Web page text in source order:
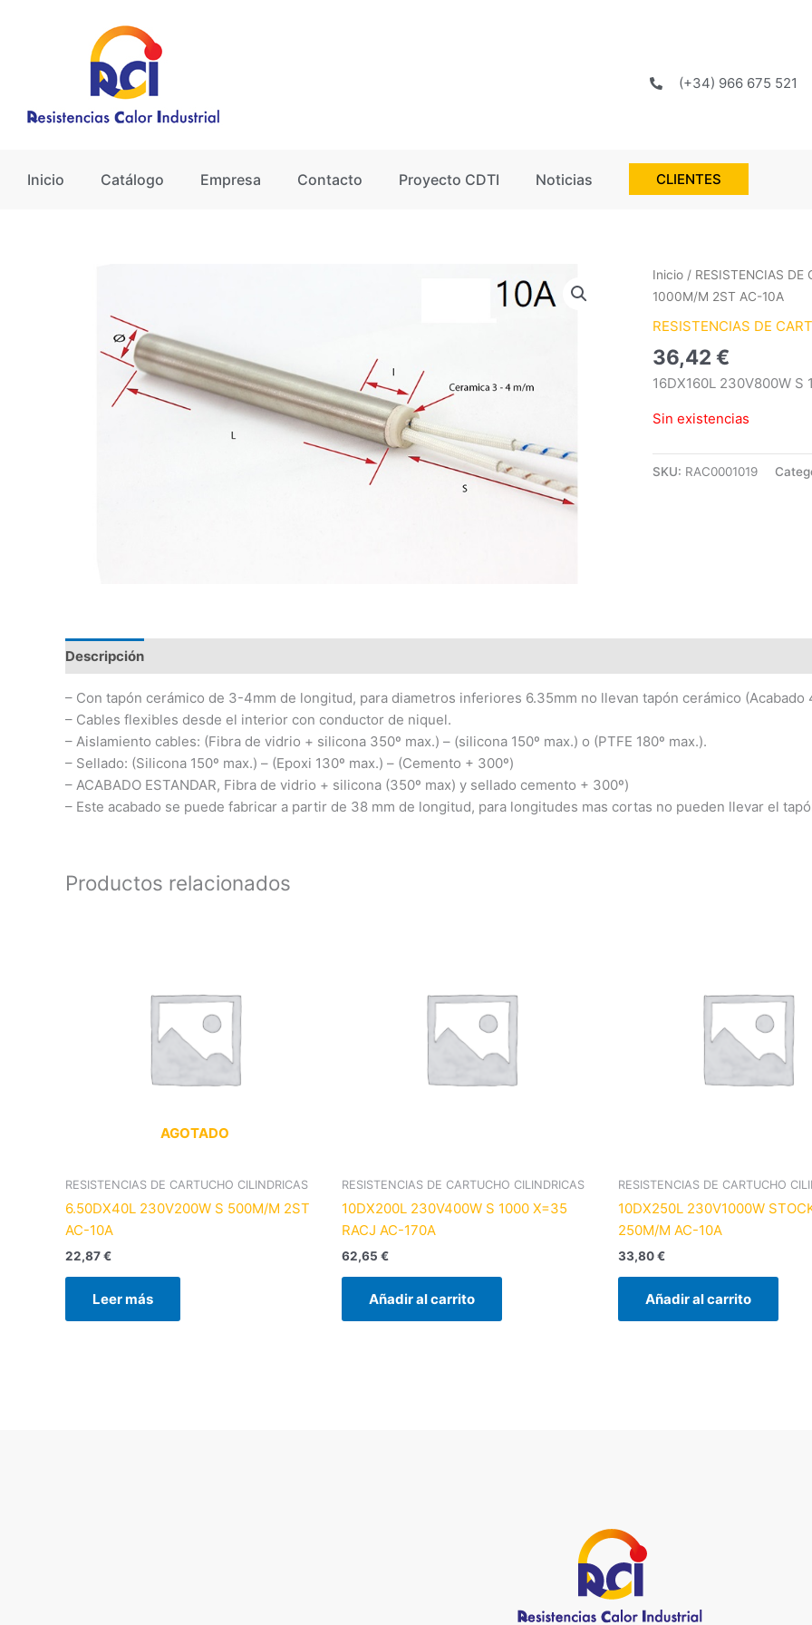
(+34) 966 675 521
Inicio Catálogo Empresa Contacto Proyecto CDTI Noticias CLIENTES
Inicio / RESISTENCIAS DE
1000M/M 2ST AC-10A
RESISTENCIAS DE
36,42 €
16DX160L 230V800W S
Sin existencias
SKU: RAC0001019
Descripción
– Con tapón cerámico de 3-4mm de longitud, para diametros inferiores 6.35mm no llevan tapón cerámico (Acabado
– Cables flexibles desde el interior con conductor de niquel.
– Aislamiento cables: (Fibra de vidrio + silicona 350º max.) – (silicona 150º max.) o (PTFE 180º max.).
– Sellado: (Silicona 150º max.) – (Epoxi 130º max.) – (Cemento + 300º)
– ACABADO ESTANDAR, Fibra de vidrio + silicona (350º max) y sellado cemento + 300º)
– Este acabado se puede fabricar a partir de 38 mm de longitud, para longitudes mas cortas no pueden llevar el
Productos relacionados
AGOTADO
RESISTENCIAS DE CARTUCHO CILINDRICAS
6.50DX40L 230V200W S 500M/M 2ST
AC-10A
22,87€
Leer más
RESISTENCIAS DE CARTUCHO CILINDRICAS
10DX200L 230V400W S 1000 X=35
RACJ AC-170A
62,65 €
Añadir al carrito
RESISTENCIAS DE CARTUCHO
10DX250L 230V1000W
250M/M AC-10A
33,80€
Añadir al carrito